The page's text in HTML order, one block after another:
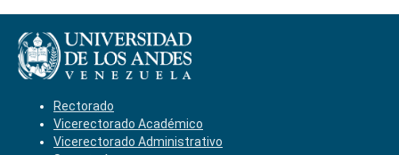
Rectorado
Vicerectorado Académico
Vicerectorado Administrativo